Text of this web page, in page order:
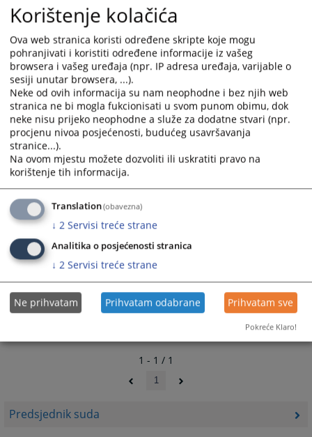
Predsjednik suda
PREDSJEDNIK SUDA
Osman Mujkić
6209PREGLEDA
1 - 1 / 1
1
Korištenje kolačića
Ova web stranica koristi određene skripte koje mogu
pohranjivati i koristiti određene informacije iz vašeg
browsera i vašeg uređaja (npr. IP adresa uređaja, varijable o
sesiji unutar browsera, ...).
Neke od ovih informacija su nam neophodne i bez njih web
stranica ne bi mogla fukcionisati u svom punom obimu, dok
neke nisu prijeko neophodne a služe za dodatne stvari (npr.
procjenu nivoa posjećenosti, budućeg usavršavanja
stranice...).
Na ovom mjestu možete dozvoliti ili uskratiti pravo na
korištenje tih informacija.
Translation(obavezna)
↓ 2 Servisi treće strane
Analitika o posjećenosti stranica
↓ 2 Servisi treće strane
Ne prihvatam Prihvatam odabrane Prihvatam sve
Pokreće Klaro!